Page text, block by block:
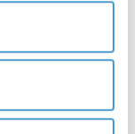
23 Gennaio